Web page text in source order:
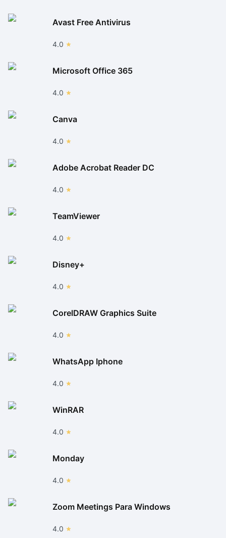
Avast Free Antivirus
4.0
Microsoft Office 365
4.0
Canva
4.0
Adobe Acrobat Reader DC
4.0
TeamViewer
4.0
Disney+
4.0
CorelDRAW Graphics Suite
4.0
WhatsApp Iphone
4.0
WinRAR
4.0
Monday
4.0
Zoom Meetings Para Windows
4.0